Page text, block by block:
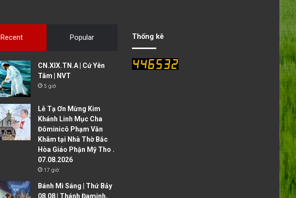
s
p
Recent Popular
CN.XIX.TN.A | Cứ Yên
Tâm | NVT
5 giờ
Lễ Tạ Ơn Mừng Kim
Khánh Linh Mục Cha
Đôminicô Phạm Văn
Khâm tại Nhà Thờ Bắc
Hòa Giáo Phận Mỹ Tho .
07.08.2026
17 giờ
Bánh Mì Sáng | Thứ Bảy
08.08 | Thánh Đaminh,
Thống kê